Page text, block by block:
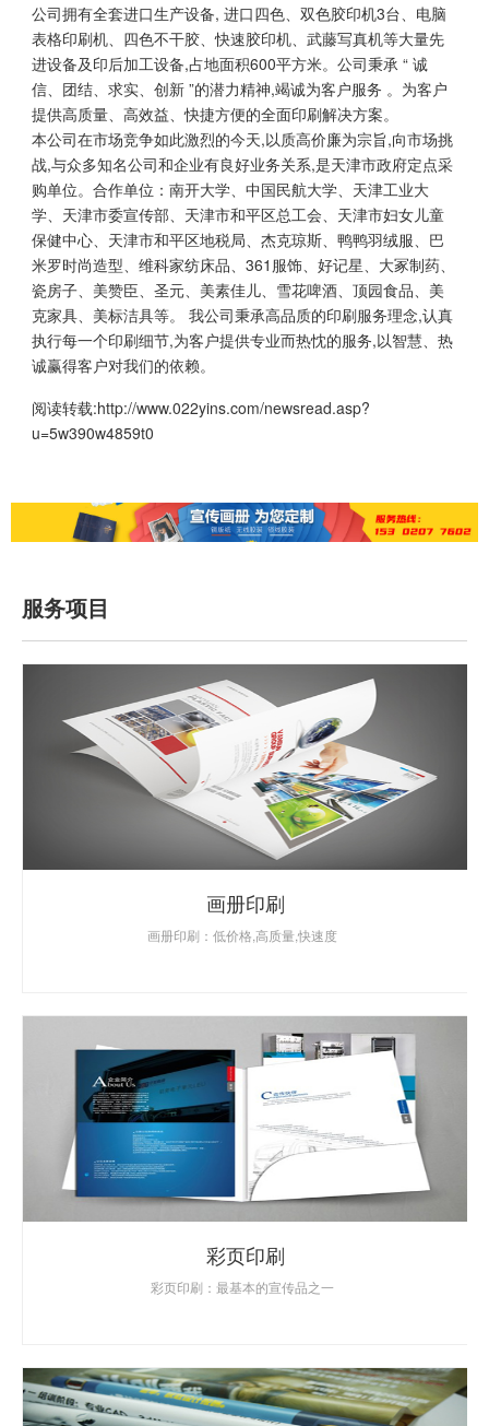
公司拥有全套进口生产设备, 进口四色、双色胶印机3台、电脑
表格印刷机、四色不干胶、快速胶印机、武藤写真机等大量先
进设备及印后加工设备,占地面积600平方米。公司秉承 “ 诚
信、团结、求实、创新 ”的潜力精神,竭诚为客户服务 。为客户
提供高质量、高效益、快捷方便的全面印刷解决方案。
本公司在市场竞争如此激烈的今天,以质高价廉为宗旨,向市场挑
战,与众多知名公司和企业有良好业务关系,是天津市政府定点采
购单位。合作单位：南开大学、中国民航大学、天津工业大
学、天津市委宣传部、天津市和平区总工会、天津市妇女儿童
保健中心、天津市和平区地税局、杰克琼斯、鸭鸭羽绒服、巴
米罗时尚造型、维科家纺床品、361服饰、好记星、大冢制药、
瓷房子、美赞臣、圣元、美素佳儿、雪花啤酒、顶园食品、美
克家具、美标洁具等。 我公司秉承高品质的印刷服务理念,认真
执行每一个印刷细节,为客户提供专业而热忱的服务,以智慧、热
诚赢得客户对我们的依赖。
阅读转载:http://www.022yins.com/newsread.asp?
u=5w390w4859t0
服务项目
画册印刷
画册印刷：低价格,高质量,快速度
彩页印刷
彩页印刷：最基本的宣传品之一